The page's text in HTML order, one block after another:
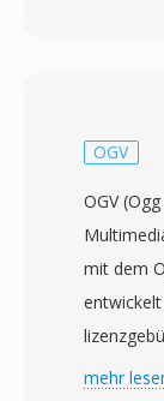
H.264/
High
OGV
OGV
mit dem
mehr